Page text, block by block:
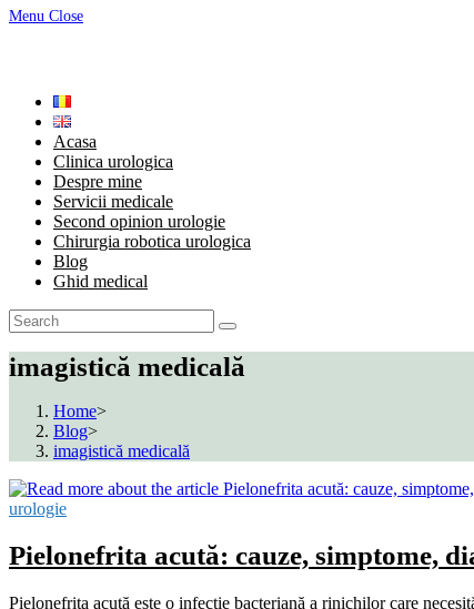
Menu Close
Acasa
Clinica urologica
Despre mine
Servicii medicale
Second opinion urologie
Chirurgia robotica urologica
Blog
Ghid medical
imagistică medicală
Home>
Blog>
imagistică medicală
urologie
Pielonefrita acută: cauze, simptome,
Pielonefrita acută este o infecție bacteriană a rinichilor care